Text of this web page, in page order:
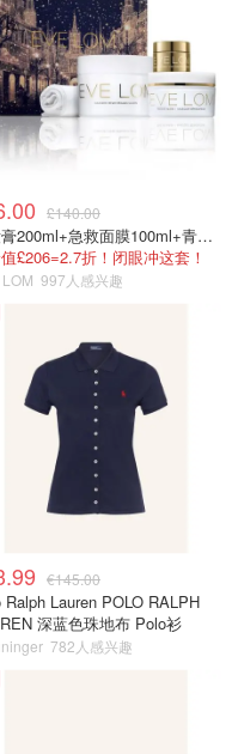
£140.00
卸妆膏200ml+急救面膜100ml+青春面霜15ml
£206=2.7折！闭眼冲这套！
997人感兴趣
€145.00
Ralph Lauren POLO RALPH
深蓝色珠地布 Polo衫
782人感兴趣